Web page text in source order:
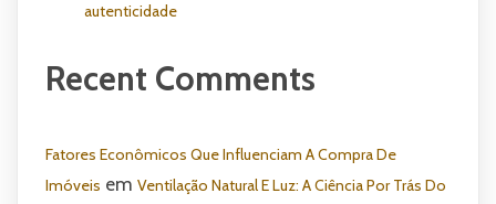
autenticidade
Recent Comments
Fatores Econômicos Que Influenciam A Compra De
Imóveis em Ventilação Natural E Luz: A Ciência Por Trás Do